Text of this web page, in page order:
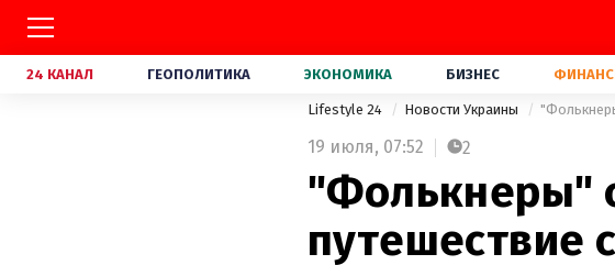
24 КАНАЛ ГЕОПОЛИТИКА ЭКОНОМИКА БИЗНЕС
Lifestyle 24 Новости Украины
19 июля, 07:52 2
"Фолькнеры"
путешествие